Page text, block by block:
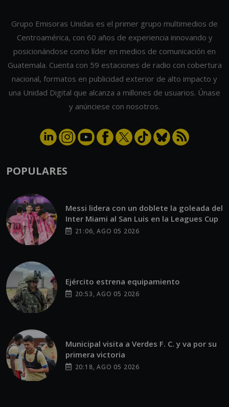
Grupo Emisoras Unidas es el primer grupo multimedios de
Centroamérica, con 60 años de experiencia innovando y
posicionándose como líder en medios de comunicación en
Guatemala. Cuenta con 59 estaciones de radio con cobertura
nacional, formatos en publicidad exterior de alto impacto y
una Unidad Digital que alcanza a millones de usuarios. Únase
y anúnciese con nosotros.
POPULARES
Messi lidera con un doblete la goleada del
Inter Miami al San Luis en la Leagues Cup
21:06, AGO 05 2026
Ejército estrena equipamiento
20:53, AGO 05 2026
Municipal visita a Verdes F. C. y va por su
primera victoria
20:18, AGO 05 2026